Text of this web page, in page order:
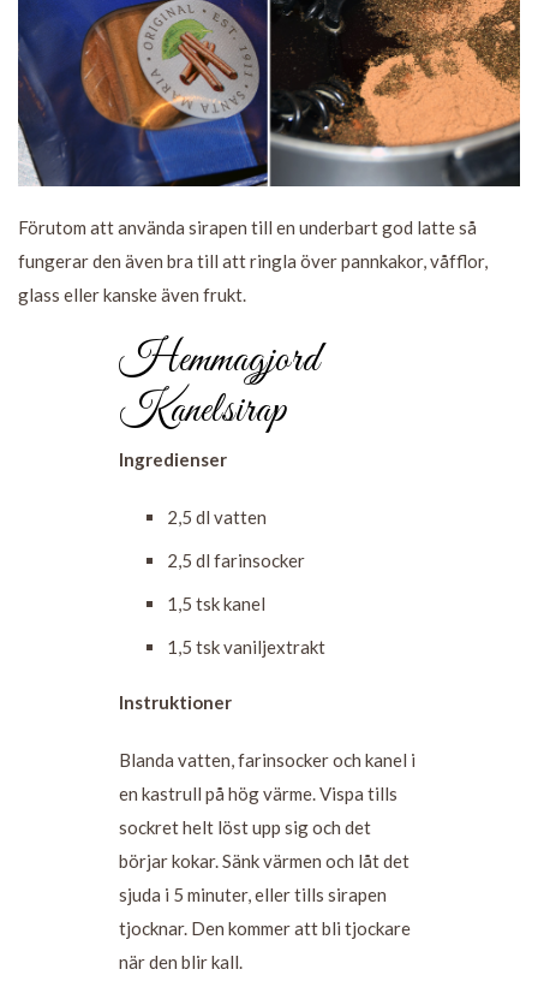
Förutom att använda sirapen till en underbart god latte så
fungerar den även bra till att ringla över pannkakor, våfflor,
glass eller kanske även frukt.
Hemmagjord
Kanelsirap
Ingredienser
2,5 dl vatten
2,5 dl farinsocker
1,5 tsk kanel
1,5 tsk vaniljextrakt
Instruktioner
Blanda vatten, farinsocker och kanel i
en kastrull på hög värme. Vispa tills
sockret helt löst upp sig och det
börjar kokar. Sänk värmen och låt det
sjuda i 5 minuter, eller tills sirapen
tjocknar. Den kommer att bli tjockare
när den blir kall.